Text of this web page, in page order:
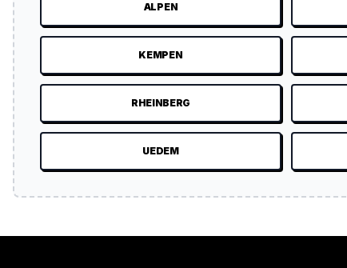
ALPEN
KEMPEN
RHEINBERG
UEDEM